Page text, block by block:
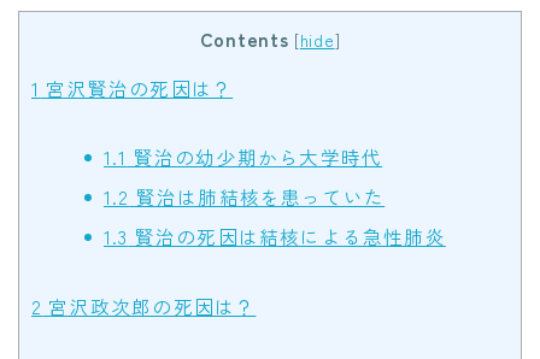
Contents [hide]
1 宮沢賢治の死因は？
1.1 賢治の幼少期から大学時代
1.2 賢治は肺結核を患っていた
1.3 賢治の死因は結核による急性肺炎
2 宮沢政次郎の死因は？